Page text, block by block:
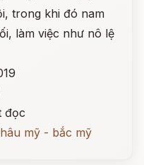
trong khi đó nam
làm việc như nô lệ
đọc
mỹ - bắc mỹ